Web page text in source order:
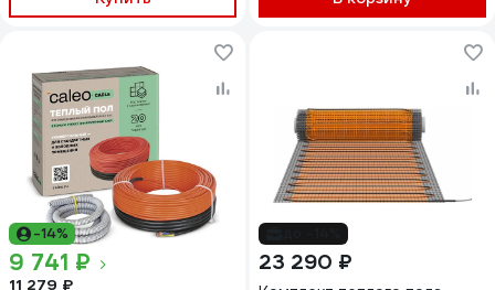
-14%
9 741 ₽
11 279 ₽
23 290 ₽